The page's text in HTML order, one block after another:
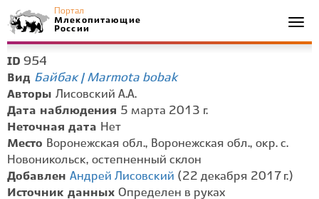
Портал
Млекопитающие
России
ID 954
Вид Байбак | Marmota bobak
Авторы Лисовский А.А.
Дата наблюдения 5 марта 2013 г.
Неточная дата Нет
Место Воронежская обл., Воронежская обл., окр. с.
Новоникольск, остепненный склон
Добавлен Андрей Лисовский (22 декабря 2017 г.)
Источник данных Определен в руках